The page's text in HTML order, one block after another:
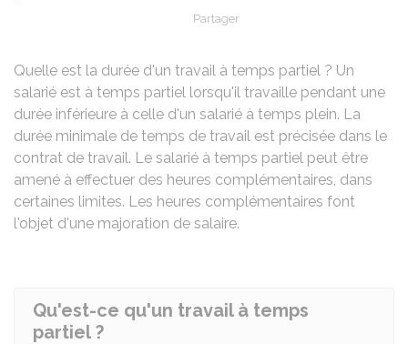
Partager
Quelle est la durée d'un travail à temps partiel ? Un
salarié est à temps partiel lorsqu'il travaille pendant une
durée inférieure à celle d'un salarié à temps plein. La
durée minimale de temps de travail est précisée dans le
contrat de travail. Le salarié à temps partiel peut être
amené à effectuer des heures complémentaires, dans
certaines limites. Les heures complémentaires font
l'objet d'une majoration de salaire.
Qu'est-ce qu'un travail à temps
partiel ?